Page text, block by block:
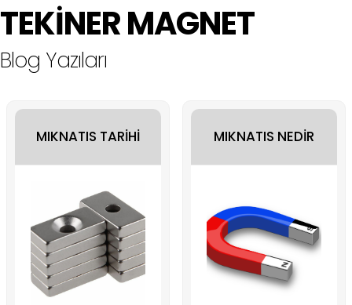
TEKİNER MAGNET
Blog Yazıları
MIKNATIS TARİHİ MIKNATIS NEDİR